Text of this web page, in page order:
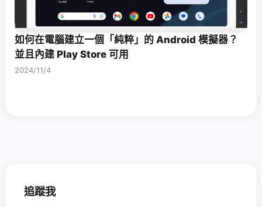
如何在電腦建立一個「純粹」的 Android 模擬器？
並且內建 Play Store 可用
2024/11/4
追蹤我